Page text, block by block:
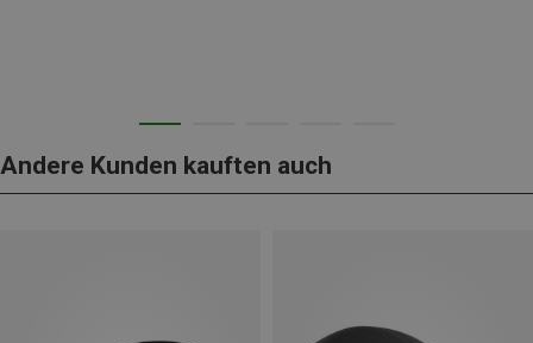
Andere Kunden kauften auch